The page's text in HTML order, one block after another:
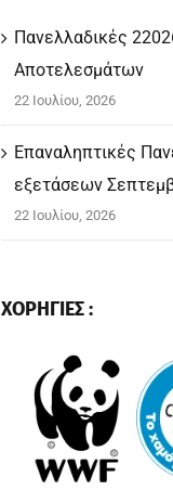
Πανελλαδικές
Αποτελεσμάτων
22 Ιουλίου, 2026
Επαναληπτικές
εξετάσεων
22 Ιουλίου, 2026
ΧΟΡΗΓΙΕΣ :